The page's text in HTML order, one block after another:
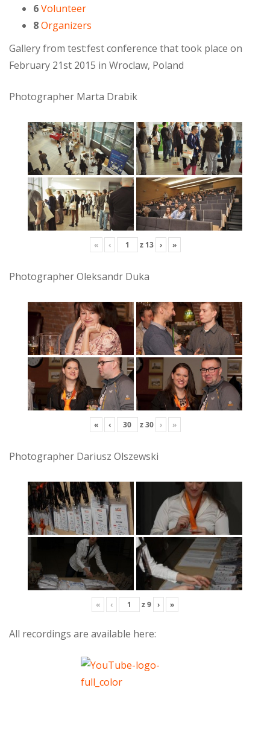
6Volunteer
8Organizers
Gallery from test:fest conference that took place on
February 21st 2015 in Wroclaw, Poland
Photographer Marta Drabik
« ‹ z 13 › »
Photographer Oleksandr Duka
« ‹ z30 › »
Photographer Dariusz Olszewski
« ‹ z9 › »
All recordings are available here: